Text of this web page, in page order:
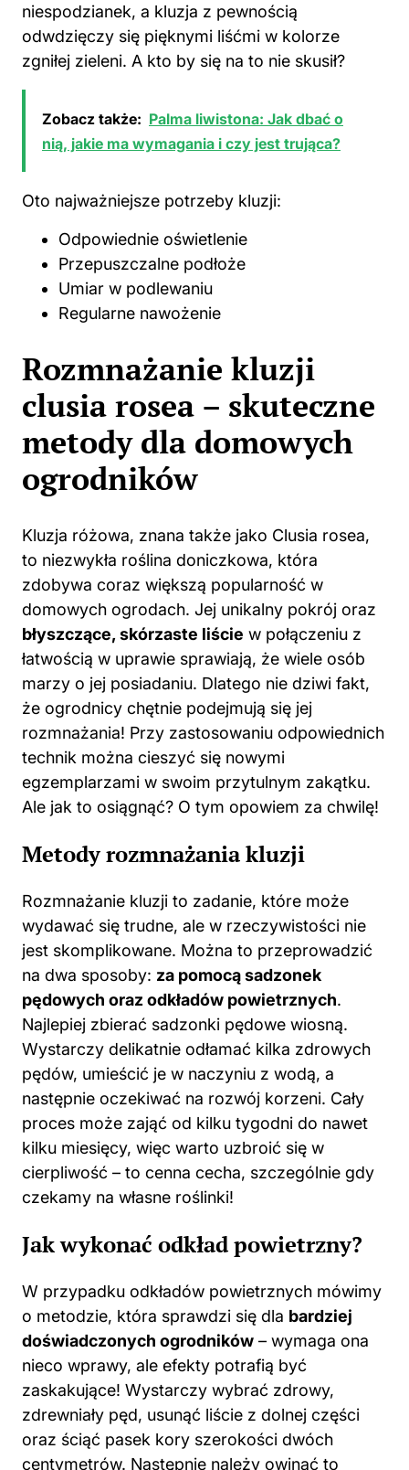
niespodzianek, a kluzja z pewnością
odwdzięczy się pięknymi liśćmi w kolorze
zgniłej zieleni. A kto by się na to nie skusił?
Zobacz także: Palma liwistona: Jak dbać o
nią, jakie ma wymagania i czy jest trująca?
Oto najważniejsze potrzeby kluzji:
Odpowiednie oświetlenie
Przepuszczalne podłoże
Umiar w podlewaniu
Regularne nawożenie
Rozmnażanie kluzji
clusia rosea – skuteczne
metody dla domowych
ogrodników
Kluzja różowa, znana także jako Clusia rosea,
to niezwykła roślina doniczkowa, która
zdobywa coraz większą popularność w
domowych ogrodach. Jej unikalny pokrój oraz
błyszczące, skórzaste liście w połączeniu z
łatwością w uprawie sprawiają, że wiele osób
marzy o jej posiadaniu. Dlatego nie dziwi fakt,
że ogrodnicy chętnie podejmują się jej
rozmnażania! Przy zastosowaniu odpowiednich
technik można cieszyć się nowymi
egzemplarzami w swoim przytulnym zakątku.
Ale jak to osiągnąć? O tym opowiem za chwilę!
Metody rozmnażania kluzji
Rozmnażanie kluzji to zadanie, które może
wydawać się trudne, ale w rzeczywistości nie
jest skomplikowane. Można to przeprowadzić
na dwa sposoby: za pomocą sadzonek
pędowych oraz odkładów powietrznych.
Najlepiej zbierać sadzonki pędowe wiosną.
Wystarczy delikatnie odłamać kilka zdrowych
pędów, umieścić je w naczyniu z wodą, a
następnie oczekiwać na rozwój korzeni. Cały
proces może zająć od kilku tygodni do nawet
kilku miesięcy, więc warto uzbroić się w
cierpliwość – to cenna cecha, szczególnie gdy
czekamy na własne roślinki!
Jak wykonać odkład powietrzny?
W przypadku odkładów powietrznych mówimy
o metodzie, która sprawdzi się dla bardziej
doświadczonych ogrodników – wymaga ona
nieco wprawy, ale efekty potrafią być
zaskakujące! Wystarczy wybrać zdrowy,
zdrewniały pęd, usunąć liście z dolnej części
oraz ściąć pasek kory szerokości dwóch
centymetrów. Następnie należy owinąć to